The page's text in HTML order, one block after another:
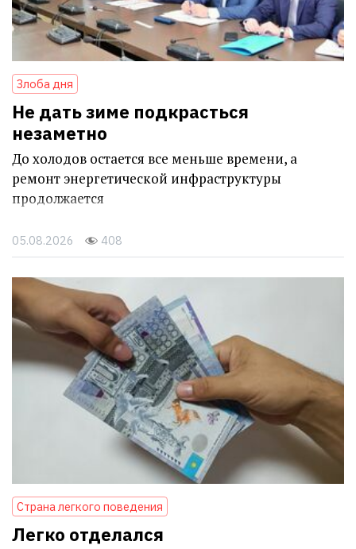
Злоба дня
Не дать зиме подкрасться
незаметно
До холодов остается все меньше времени, а
ремонт энергетической инфраструктуры
продолжается
05.08.2026 408
Страна легкого поведения
Легко отделался